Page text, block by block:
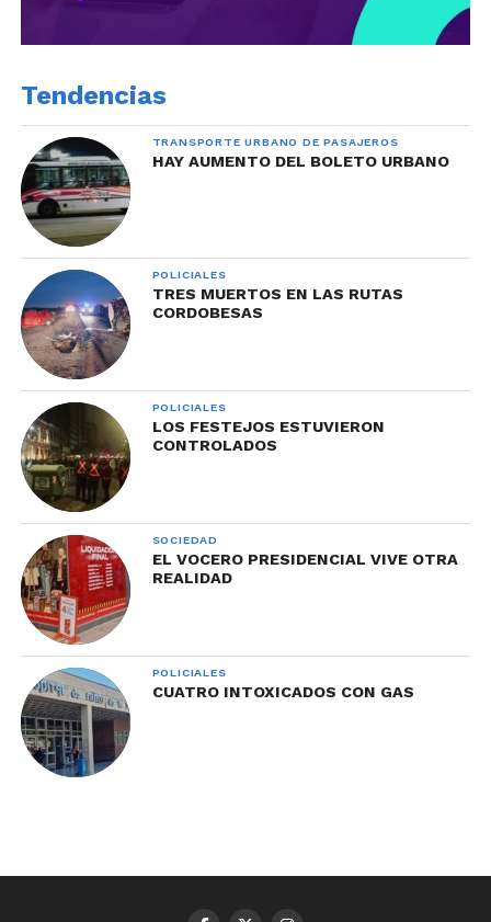
Tendencias
TRANSPORTE URBANO DE PASAJEROS
HAY AUMENTO DEL BOLETO URBANO
POLICIALES
TRES MUERTOS EN LAS RUTAS
CORDOBESAS
POLICIALES
LOS FESTEJOS ESTUVIERON
CONTROLADOS
SOCIEDAD
EL VOCERO PRESIDENCIAL VIVE OTRA
REALIDAD
POLICIALES
CUATRO INTOXICADOS CON GAS